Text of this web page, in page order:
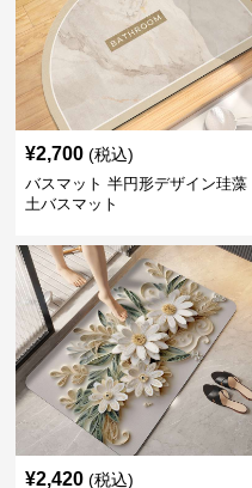
¥2,700 (税込)
バスマット 半円形デザイン珪藻
土バスマット
¥2,420 (税込)